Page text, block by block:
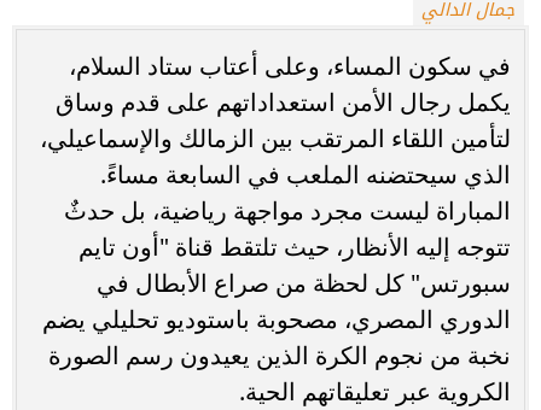
جمال الدالي
في سكون المساء، وعلى أعتاب ستاد السلام،
يكمل رجال الأمن استعداداتهم على قدم وساق
لتأمين اللقاء المرتقب بين الزمالك والإسماعيلي،
الذي سيحتضنه الملعب في السابعة مساءً.
المباراة ليست مجرد مواجهة رياضية، بل حدثٌ
تتوجه إليه الأنظار، حيث تلتقط قناة "أون تايم
سبورتس" كل لحظة من صراع الأبطال في
الدوري المصري، مصحوبة باستوديو تحليلي يضم
نخبة من نجوم الكرة الذين يعيدون رسم الصورة
الكروية عبر تعليقاتهم الحية.